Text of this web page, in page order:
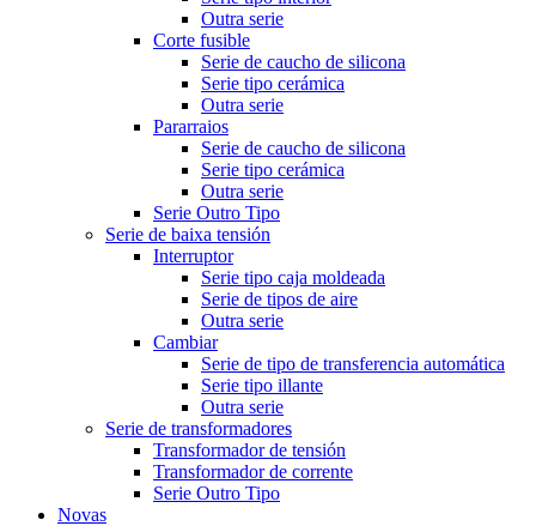
Outra serie
Corte fusible
Serie de caucho de silicona
Serie tipo cerámica
Outra serie
Pararraios
Serie de caucho de silicona
Serie tipo cerámica
Outra serie
Serie Outro Tipo
Serie de baixa tensión
Interruptor
Serie tipo caja moldeada
Serie de tipos de aire
Outra serie
Cambiar
Serie de tipo de transferencia automática
Serie tipo illante
Outra serie
Serie de transformadores
Transformador de tensión
Transformador de corrente
Serie Outro Tipo
Novas